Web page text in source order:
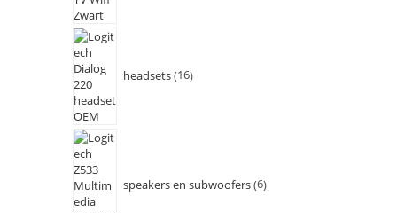
headsets 16
speakers en subwoofers 6